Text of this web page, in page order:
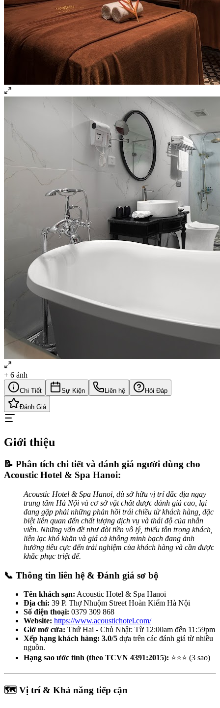
+ 6 ảnh
Chi Tiết Sự Kiện Liên hệ Hỏi Đáp
Đánh Giá
Giới thiệu
📝 Phân tích chi tiết và đánh giá người dùng cho
Acoustic Hotel & Spa Hanoi:
Acoustic Hotel & Spa Hanoi, dù sở hữu vị trí đắc địa ngay
trung tâm Hà Nội và cơ sở vật chất được đánh giá cao, lại
đang gặp phải những phản hồi trái chiều từ khách hàng, đặc
biệt liên quan đến chất lượng dịch vụ và thái độ của nhân
viên. Những vấn đề như đòi tiền vô lý, thiếu tôn trọng khách,
liên lạc khó khăn và giá cả không minh bạch đang ảnh
hưởng tiêu cực đến trải nghiệm của khách hàng và cần được
khắc phục triệt để.
📞 Thông tin liên hệ & Đánh giá sơ bộ
Tên khách sạn: Acoustic Hotel & Spa Hanoi
Địa chỉ: 39 P. Thợ Nhuộm Street Hoàn Kiếm Hà Nội
Số điện thoại: 0379 309 868
Website: https://www.acoustichotel.com/
Giờ mở cửa: Thứ Hai - Chủ Nhật: Từ 12:00am đến 11:59pm
Xếp hạng khách hàng: 3.0/5 dựa trên các đánh giá từ nhiều
nguồn.
Hạng sao ước tính (theo TCVN 4391:2015): ⭐⭐⭐ (3 sao)
🗺️ Vị trí & Khả năng tiếp cận